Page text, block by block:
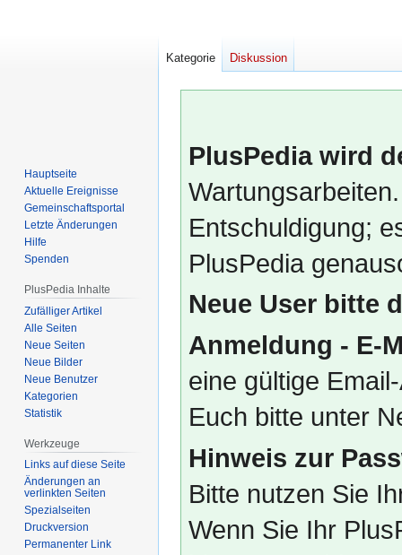
PlusPedia wird
Entschuldigung;
PlusPedia
Neue User bitte
Anmeldung - E-
eine gültige
Euch bitte unter
Hinweis zur
Bitte nutzen Sie
Wenn Sie Ihr
Kategorie Diskussion
Hauptseite
Aktuelle Ereignisse
Gemeinschafts­portal
Letzte Änderungen
Hilfe
Spenden
PlusPedia Inhalte
Zufälliger Artikel
Alle Seiten
Neue Seiten
Neue Bilder
Neue Benutzer
Kategorien
Statistik
Werkzeuge
Links auf diese Seite
Änderungen an
verlinkten Seiten
Spezialseiten
Druckversion
Permanenter Link